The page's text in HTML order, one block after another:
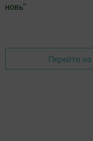
новь"
Перейти